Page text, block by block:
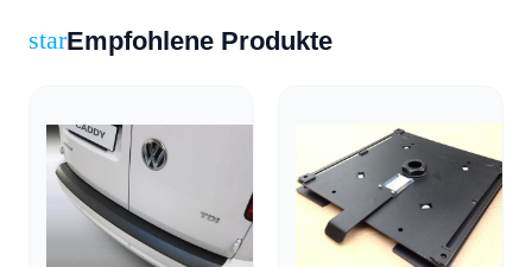
starEmpfohlene Produkte